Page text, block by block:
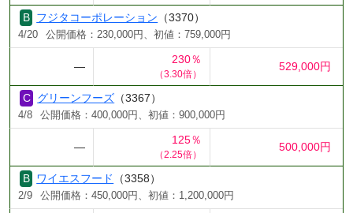
フジタコーポレーション （3370）
4/20 公開価格：230,000円、初値：759,000円
―
230％
（3.30倍）
529,000円
グリーンフーズ （3367）
4/8 公開価格：400,000円、初値：900,000円
―
125％
（2.25倍）
500,000円
ワイエスフード （3358）
2/9 公開価格：450,000円、初値：1,200,000円